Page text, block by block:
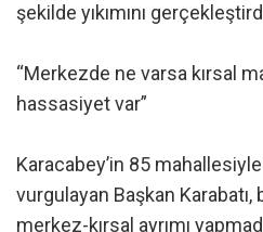
şekilde yıkımını
“Merkezde ne varsa kırsal
hassasiyet var”
Karacabey’in 85
vurgulayan Başkan
merkez-kırsal ayrımı